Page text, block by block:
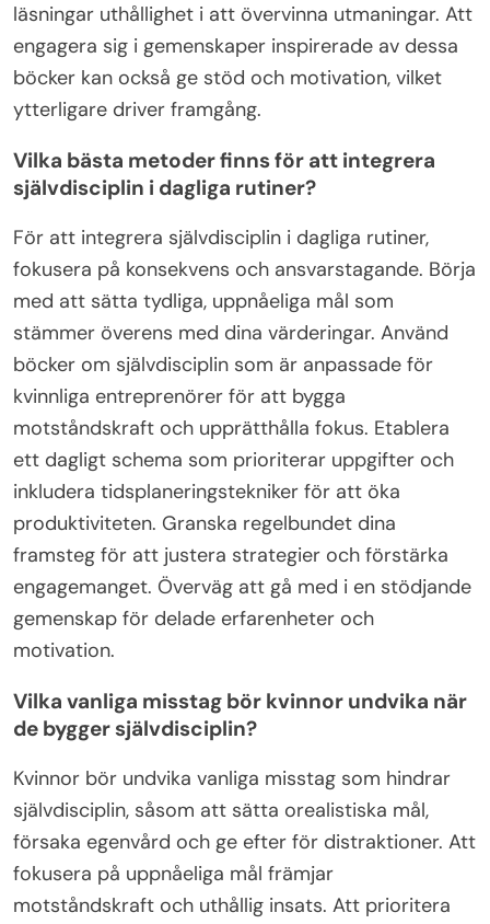
läsningar uthållighet i att övervinna utmaningar. Att
engagera sig i gemenskaper inspirerade av dessa
böcker kan också ge stöd och motivation, vilket
ytterligare driver framgång.
Vilka bästa metoder finns för att integrera
självdisciplin i dagliga rutiner?
För att integrera självdisciplin i dagliga rutiner,
fokusera på konsekvens och ansvarstagande. Börja
med att sätta tydliga, uppnåeliga mål som
stämmer överens med dina värderingar. Använd
böcker om självdisciplin som är anpassade för
kvinnliga entreprenörer för att bygga
motståndskraft och upprätthålla fokus. Etablera
ett dagligt schema som prioriterar uppgifter och
inkludera tidsplaneringstekniker för att öka
produktiviteten. Granska regelbundet dina
framsteg för att justera strategier och förstärka
engagemanget. Överväg att gå med i en stödjande
gemenskap för delade erfarenheter och
motivation.
Vilka vanliga misstag bör kvinnor undvika när
de bygger självdisciplin?
Kvinnor bör undvika vanliga misstag som hindrar
självdisciplin, såsom att sätta orealistiska mål,
försaka egenvård och ge efter för distraktioner. Att
fokusera på uppnåeliga mål främjar
motståndskraft och uthållig insats. Att prioritera